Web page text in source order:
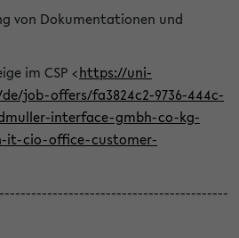
von Dokumentationen und
im CSP <https://uni-
job-offers/fa3824c2-9736-444c-
interface-gmbh-co-kg-
it-cio-office-customer-